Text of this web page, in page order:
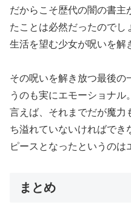
だからこそ歴代の闇の書主
たことは必然だったのでし
生活を望む少女が呪いを解
その呪いを解き放つ最後の
うのも実にエモーショナル
言えば、それまでだが魔力
ち溢れていないければでき
ピースとなったというのは
まとめ